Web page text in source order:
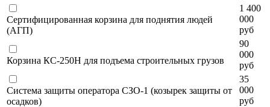
Сертифицированная корзина для поднятия людей
(АГП)
1 400
000
руб
Корзина КС-250Н для подъема строительных грузов
90
000
руб
Система защиты оператора СЗО-1 (козырек защиты от
осадков)
35
000
руб